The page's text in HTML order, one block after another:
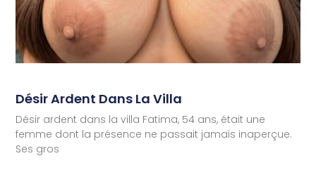
Désir Ardent Dans La Villa
Désir ardent dans la villa Fatima, 54 ans, était une
femme dont la présence ne passait jamais inaperçue.
Ses gros